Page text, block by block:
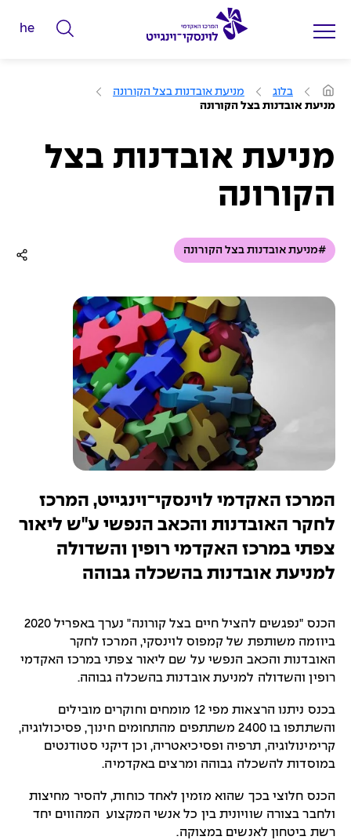
ה
ל
ו
ש
he
ע
מ
ו
ב
י
ת
בלוג
מניעת אובדנות בצל הקורונה
מניעת אובדנות בצל הקורונה
מניעת אובדנות בצל
הקורונה
#מניעת אובדנות בצל הקורונה
המרכז האקדמי לוינסקי־וינגייט, המרכז
לחקר האובדנות והכאב הנפשי ע"ש ליאור
צפתי במרכז האקדמי רופין והשדולה
למניעת אובדנות בהשכלה גבוהה
הכנס "נפגשים להציל חיים בצל קורונה" נערך באפריל 2020
ביוזמה משותפת של קמפוס לוינסקי, המרכז לחקר
האובדנות והכאב הנפשי על שם ליאור צפתי במרכז האקדמי
רופין והשדולה למניעת אובדנות בהשכלה גבוהה.
בכנס ניתנו הרצאות מפי 12 מומחים וחוקרים מובילים
והשתתפו בו 2400 משתתפים מהתחומים חינוך, פסיכולוגיה,
קרימינולוגיה, תרפיה ופסיכיאטריה, וכן דיקני סטודנטים
במוסדות להשכלה גבוהה ומרצים באקדמיה.
הכנס חלוצי בכך שהוא מזמין לאחד כוחות, להסיר מחיצות
ולחבר בצורה שוויונית בין כל אנשי המקצוע המהווים יחד
רשת ביטחון לאנשים במצוקה.